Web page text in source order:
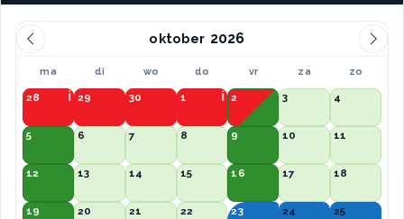
oktober
ma di wo do vr za zo
28 29 30 1 2 3 4
5 6 7 8 9 10 11
12 13 14 15 16 17 18
19 20 21 22 23 24 25